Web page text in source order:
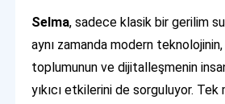
Selma, sadece klasik bir gerilim
aynı zamanda modern
toplumunun ve dijitalleşmenin
yıkıcı etkilerini de sorguluyor. Tek